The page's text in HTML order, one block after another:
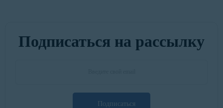
Подписаться на рассылку
Подписаться